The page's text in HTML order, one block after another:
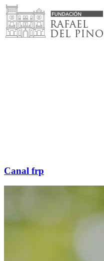
Saltar
al
contenido
Canal frp